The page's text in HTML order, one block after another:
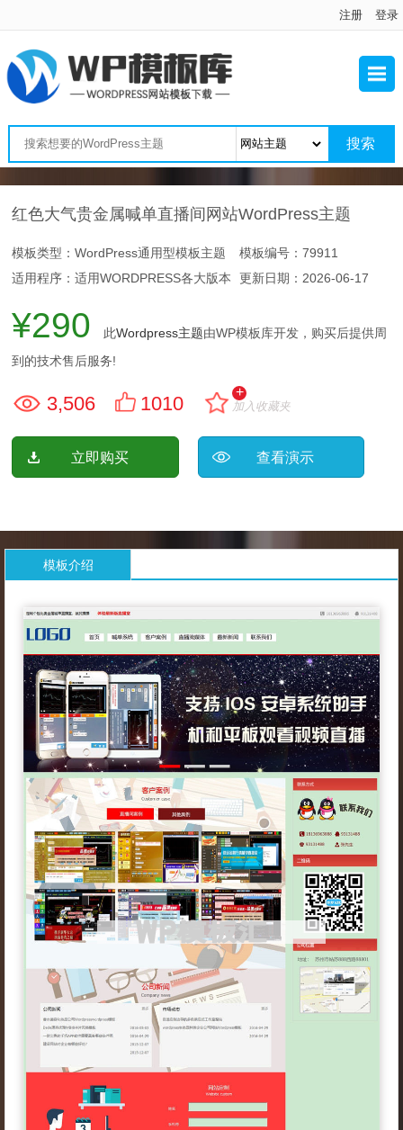
注册 登录
红色大气贵金属喊单直播间网站WordPress主题
模板类型：WordPress通用型模板主题
模板编号：79911
适用程序：适用WORDPRESS各大版本
更新日期： 2026-06-17
¥290 此Wordpress主题由WP模板库开发，购买后提供周
到的技术售后服务!
3,506 1010
+
加入收藏夹
立即购买 查看演示
模板介绍